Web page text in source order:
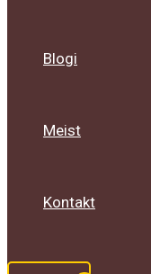
Blogi
Meist
Kontakt